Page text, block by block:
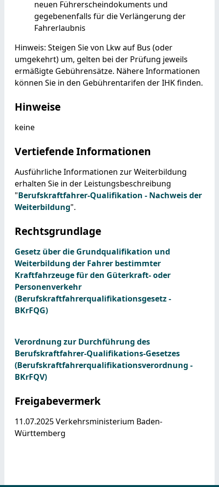
neuen Führerscheindokuments und
gegebenenfalls für die Verlängerung der
Fahrerlaubnis
Hinweis: Steigen Sie von Lkw auf Bus (oder
umgekehrt) um, gelten bei der Prüfung jeweils
ermäßigte Gebührensätze. Nähere Informationen
können Sie in den Gebührentarifen der IHK finden.
Hinweise
keine
Vertiefende Informationen
Ausführliche Informationen zur Weiterbildung
erhalten Sie in der Leistungsbeschreibung
"Berufskraftfahrer-Qualifikation - Nachweis der
Weiterbildung".
Rechtsgrundlage
Gesetz über die Grundqualifikation und
Weiterbildung der Fahrer bestimmter
Kraftfahrzeuge für den Güterkraft- oder
Personenverkehr
(Berufskraftfahrerqualifikationsgesetz -
BKrFQG)
Verordnung zur Durchführung des
Berufskraftfahrer-Qualifikations-Gesetzes
(Berufskraftfahrerqualifikationsverordnung -
BKrFQV)
Freigabevermerk
11.07.2025Verkehrsministerium Baden-
Württemberg